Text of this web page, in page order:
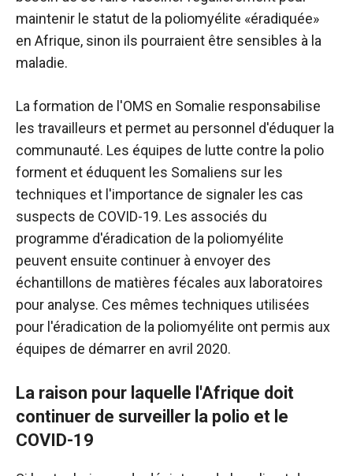
maintenir le statut de la poliomyélite «éradiquée»
en Afrique, sinon ils pourraient être sensibles à la
maladie.
La formation de l'OMS en Somalie responsabilise
les travailleurs et permet au personnel d'éduquer la
communauté. Les équipes de lutte contre la polio
forment et éduquent les Somaliens sur les
techniques et l'importance de signaler les cas
suspects de COVID-19. Les associés du
programme d'éradication de la poliomyélite
peuvent ensuite continuer à envoyer des
échantillons de matières fécales aux laboratoires
pour analyse. Ces mêmes techniques utilisées
pour l'éradication de la poliomyélite ont permis aux
équipes de démarrer en avril 2020.
La raison pour laquelle l'Afrique doit
continuer de surveiller la polio et le
COVID-19